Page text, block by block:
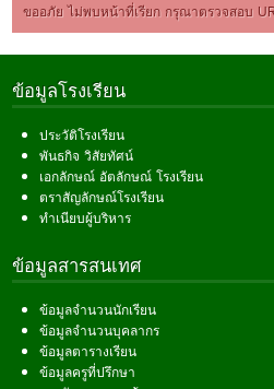
ขออภัย ไม่พบหน้าที่เรียก กรุณาตรวจสอบ
ข้อมูลโรงเรียน
ประวัติโรงเรียน
พันธกิจ วิสัยทัศน์
เอกลักษณ์ อัตลักษณ์ โรงเรียน
ตราสัญลักษณ์โรงเรียน
ทำเนียบผู้บริหาร
ข้อมูลสารสนเทศ
ข้อมูลจำนวนนักเรียน
ข้อมูลจำนวนบุคลากร
ข้อมูลตารางเรียน
ข้อมูลครูที่ปรึกษา